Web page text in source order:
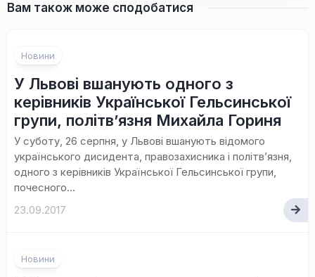
Вам також може сподобатися
Новини
У Львові вшанують одного з
керівників Української Гельсинської
групи, політв’язня Михайла Гориня
У суботу, 26 серпня, у Львові вшанують відомого
українського дисидента, правозахисника і політв’язня,
одного з керівників Української Гельсинської групи,
почесного...
23.09.2017
Новини